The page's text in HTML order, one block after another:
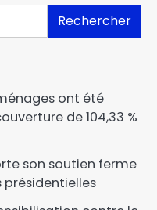
Rechercher
ont été
de 104,33 %
son soutien ferme